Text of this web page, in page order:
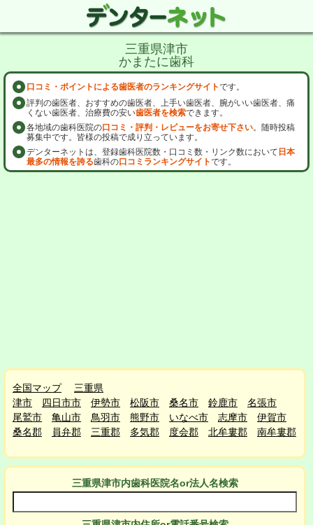
三重県津市
かまたに歯科
口コミ・ポイントによる歯医者のランキングサイトです。
評判の歯医者、おすすめの歯医者、上手い歯医者、腕がいい歯医者、痛
くない歯医者、治療費の安い歯医者を検索できます。
各地域の歯科医院の口コミ・評判・レビューをお寄せ下さい。随時投稿
募集中です。皆様の投稿で成り立っています。
デンターネットは、登録歯科医院数・口コミ数・リンク数において 日本
最多の情報を誇る歯科の口コミランキングサイトです。
全国マップ
三重県
津市
四日市市 伊勢市 松阪市 桑名市 鈴鹿市
名張市
尾鷲市
亀山市 鳥羽市 熊野市 いなべ市 志摩市
伊賀市
桑名郡
員弁郡 三重郡 多気郡 度会郡 北牟婁郡 南牟婁郡
三重県津市内歯科医院名or法人名検索